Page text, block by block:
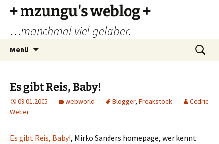
Zum
Inhalt
springen
+ mzungu's weblog +
…manchmal viel gelaber.
Menü
Suchen
nach:
Es gibt Reis, Baby!
09.01.2005 webworld Blogger, Freakstock
Cedric
Weber
Es gibt Reis, Baby!, Mirko Sanders homepage, wer kennt